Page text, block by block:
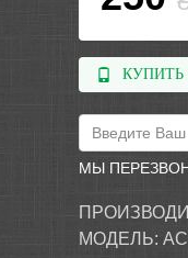
КУПИТЬ
МЫ
МОДЕЛЬ: